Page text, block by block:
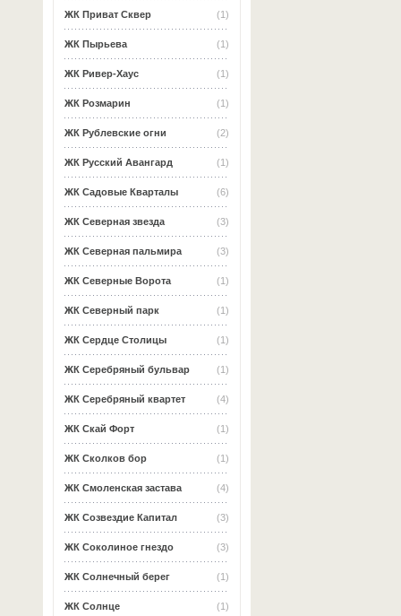
(1)
ЖК Приват Сквер
(1)
ЖК Пырьева
(1)
ЖК Ривер-Хаус
(1)
ЖК Розмарин
(2)
ЖК Рублевские огни
(1)
ЖК Русский Авангард
(6)
ЖК Садовые Кварталы
(3)
ЖК Северная звезда
(3)
ЖК Северная пальмира
(1)
ЖК Северные Ворота
(1)
ЖК Северный парк
(1)
ЖК Сердце Столицы
(1)
ЖК Серебряный бульвар
(4)
ЖК Серебряный квартет
(1)
ЖК Скай Форт
(1)
ЖК Сколков бор
(4)
ЖК Смоленская застава
(3)
ЖК Созвездие Капитал
(3)
ЖК Соколиное гнездо
(1)
ЖК Солнечный берег
(1)
ЖК Солнце